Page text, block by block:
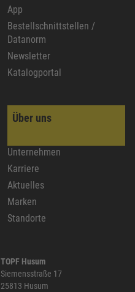
App
Bestellschnittstellen /
Datanorm
Newsletter
Katalogportal
Über uns
Unternehmen
Karriere
Aktuelles
Marken
Standorte
TOPF Husum
Siemensstraße 17
25813 Husum